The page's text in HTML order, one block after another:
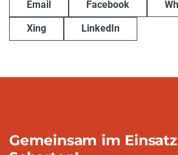
Email Facebook
Xing LinkedIn
Gemeinsam im